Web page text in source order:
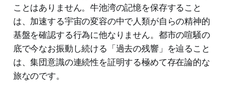
ことはありません。牛池湾の記憶を保存すること
は、加速する宇宙の変容の中で人類が自らの精神的
基盤を確認する行為に他なりません。都市の喧騒の
底で今なお振動し続ける「過去の残響」を辿ること
は、集団意識の連続性を証明する極めて存在論的な
旅なのです。